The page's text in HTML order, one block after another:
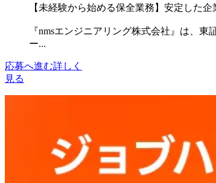
【未経験から始める保全業務】安定した
『nmsエンジニアリング株式会社』は、
ー...
応募へ進む詳しく
見る